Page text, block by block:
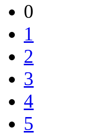
0
1
2
3
4
5